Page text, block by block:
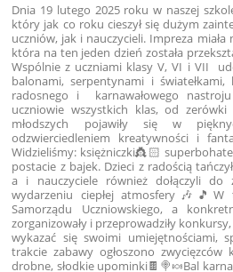
Dnia 19 lutego 2025 roku w naszej
który jak co roku cieszył się dużym
uczniów, jak i nauczycieli. Impreza
która na ten jeden dzień została
Wspólnie z uczniami klasy V, VI i VII
balonami, serpentynami i
radosnego i karnawałowego
uczniowie wszystkich klas, od
młodszych pojawiły się w
odzwierciedleniem kreatywności i
Widzieliśmy: księżniczki👸🏻
postacie z bajek. Dzieci z radością
a i nauczyciele również dołączyli do
wydarzeniu ciepłej atmosfery🎶🎵W
Samorządu Uczniowskiego, a
zorganizowały i przeprowadziły
wykazać się swoimi umiejętnościami,
trakcie zabawy ogłoszono
drobne, słodkie upominki🍫🍭🍬Bal